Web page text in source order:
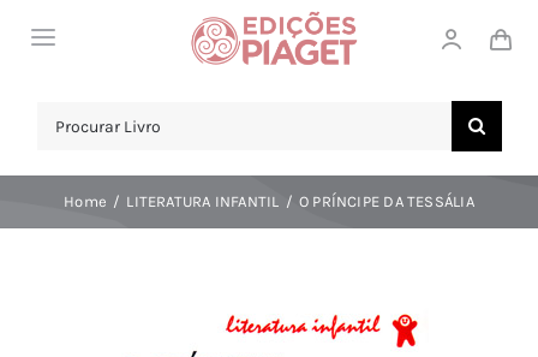
Toggle
Search
Home LITERATURA INFANTIL O PRÍNCIPE DA TESSÁLIA